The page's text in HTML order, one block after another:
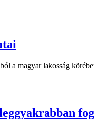
a magyar lakosság